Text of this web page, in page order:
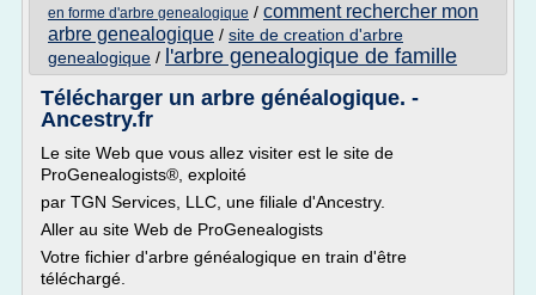
en forme d'arbre genealogique / comment rechercher mon
arbre genealogique / site de creation d'arbre
genealogique / l'arbre genealogique de famille
Télécharger un arbre généalogique. -
Ancestry.fr
Le site Web que vous allez visiter est le site de
ProGenealogists®, exploité
par TGN Services, LLC, une filiale d'Ancestry.
Aller au site Web de ProGenealogists
Votre fichier d'arbre généalogique en train d'être
téléchargé.